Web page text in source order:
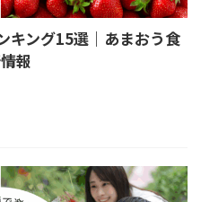
キング15選｜あまおう食
報